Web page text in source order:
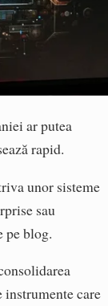
ar putea
rapid.
unor sisteme
sau
pe blog.
instrumente care